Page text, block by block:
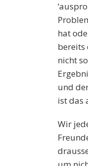
hat
bereits
nicht
und
ist das
Wir